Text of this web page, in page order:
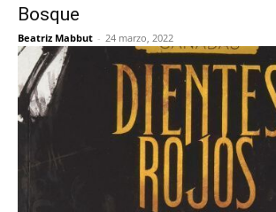
Bosque
Beatriz Mabbut - 24 marzo, 2022